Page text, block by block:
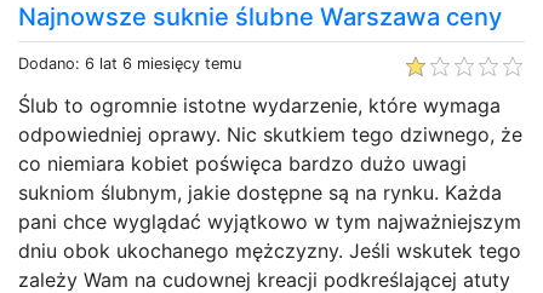
Najnowsze suknie ślubne Warszawa ceny
Dodano: 6 lat 6 miesięcy temu
Ślub to ogromnie istotne wydarzenie, które wymaga
odpowiedniej oprawy. Nic skutkiem tego dziwnego, że
co niemiara kobiet poświęca bardzo dużo uwagi
sukniom ślubnym, jakie dostępne są na rynku. Każda
pani chce wyglądać wyjątkowo w tym najważniejszym
dniu obok ukochanego mężczyzny. Jeśli wskutek tego
zależy Wam na cudownej kreacji podkreślającej atuty